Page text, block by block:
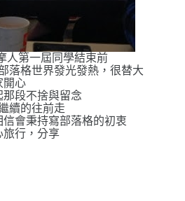
人第一屆同學結束前
落格世界發光發熱，很替大
開心
那段不捨與留念
續的往前走
會秉持寫部落格的初衷
旅行，分享